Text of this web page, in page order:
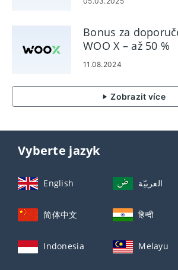
Bonus za
WOO X – až 50 %
11.08.2024
Zobrazit více
Vyberte jazyk
English العربيّة
简体中文 हिन्दी
Indonesia Melayu